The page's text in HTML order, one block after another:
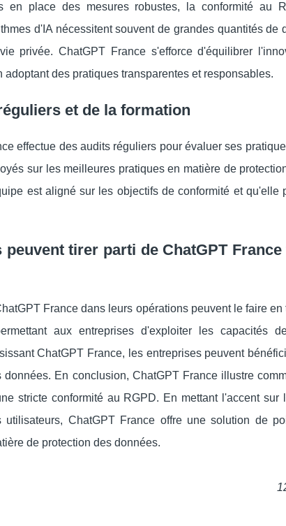
en place des mesures robustes, la conformité au
d'IA nécessitent souvent de grandes quantités de
privée. ChatGPT France s'efforce d'équilibrer
des pratiques transparentes et responsables.
et de la formation
effectue des audits réguliers pour évaluer ses
sur les meilleures pratiques en matière de
est aligné sur les objectifs de conformité et qu'elle
tirer parti de ChatGPT
France dans leurs opérations peuvent le faire
aux entreprises d'exploiter les capacités
ChatGPT France, les entreprises peuvent
données. En conclusion, ChatGPT France illustre
stricte conformité au RGPD. En mettant l'accent sur
utilisateurs, ChatGPT France offre une solution de
de protection des données.